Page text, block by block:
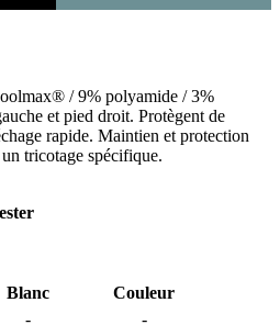
/ 9% polyamide / 3%
et pied droit. Protègent de
rapide. Maintien et protection
tricotage spécifique.
Blanc
Couleur
-
-